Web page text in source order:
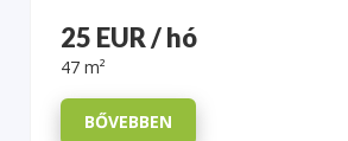
25 EUR / hó
47 m²
BŐVEBBEN